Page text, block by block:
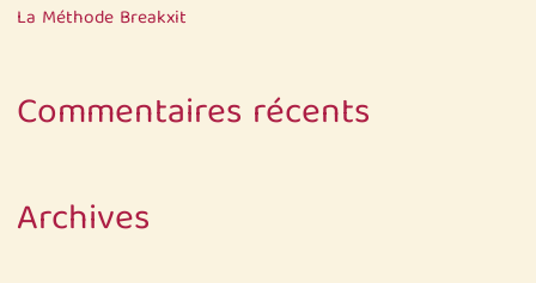
La Méthode Breakxit
Commentaires récents
Archives